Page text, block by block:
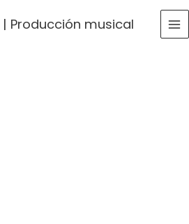
Producción musical